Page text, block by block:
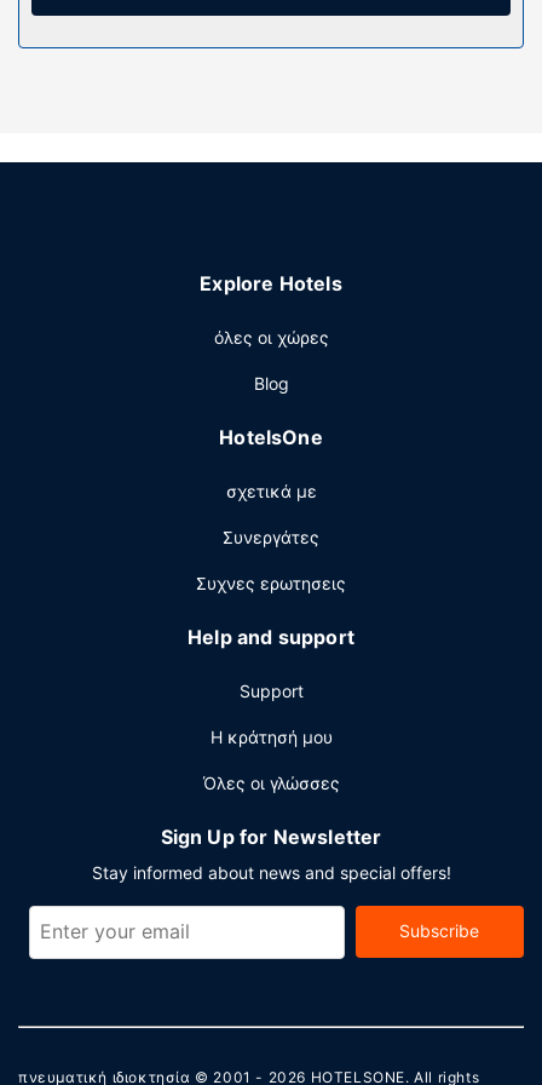
Παροχές καταλύματος
Αυτό το ξενοδοχείο διαθέτει καθορισμένους χώρους για
όλο το 24ωρο, αποθήκευση αποσκευών και
δωρεάν στάθμευση χωρίς παρκαδόρο.
Explore Hotels
όλες οι χώρες
Blog
HotelsOne
σχετικά με
Συνεργάτες
Συχνες ερωτησεις
Help and support
Support
Η κράτησή μου
Όλες οι γλώσσες
Sign Up for Newsletter
Stay informed about news and special offers!
Subscribe
πνευματική ιδιοκτησία © 2001 - 2026 HOTELSONE. All rights